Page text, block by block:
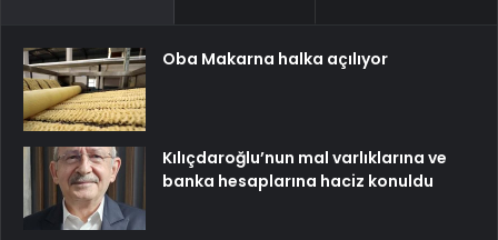
Oba Makarna halka açılıyor
Kılıçdaroğlu’nun mal varlıklarına ve
banka hesaplarına haciz konuldu